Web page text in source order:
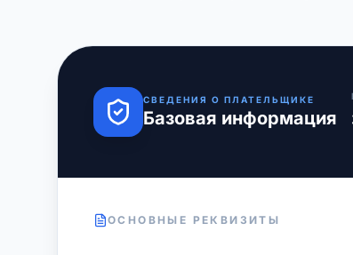
СВЕДЕНИЯ О ПЛАТЕЛЬЩИКЕ
Базовая информация
ОСНОВНЫЕ РЕКВИЗИТЫ